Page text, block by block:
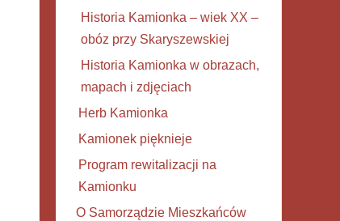
Historia Kamionka – wiek XX –
obóz przy Skaryszewskiej
Historia Kamionka w obrazach,
mapach i zdjęciach
Herb Kamionka
Kamionek pięknieje
Program rewitalizacji na
Kamionku
O Samorządzie Mieszkańców